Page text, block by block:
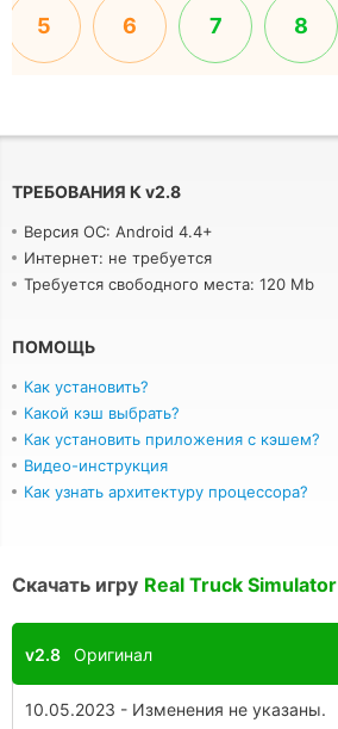
5 6 7 8
ТРЕБОВАНИЯ К v2.8
Версия ОС: Android 4.4+
Интернет: не требуется
Требуется свободного места: 120 Mb
ПОМОЩЬ
Как установить?
Какой кэш выбрать?
Как установить приложения с кэшем?
Видео-инструкция
Как узнать архитектуру процессора?
Скачать игру Real Truck Simulator
v2.8 Оригинал
10.05.2023 - Изменения не указаны.